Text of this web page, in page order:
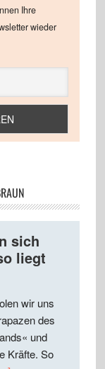
Ihre
wieder
sich
liegt
wir uns
des
und
Kräfte. So